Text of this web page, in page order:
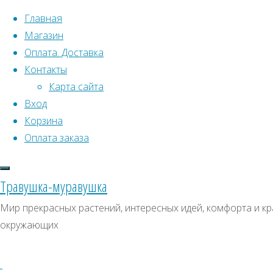
Перейти к содержимому
Главная
Магазин
Оплата. Доставка
Контакты
Карта сайта
Вход
Корзина
Оплата заказа
Травушка-муравушка
Мир прекрасных растений, интересных идей, комфорта и
окружающих
Что искать:
Горец
многоцветковый
Купить
Искать:
СКИДКИ, АКЦИИ
Архивы